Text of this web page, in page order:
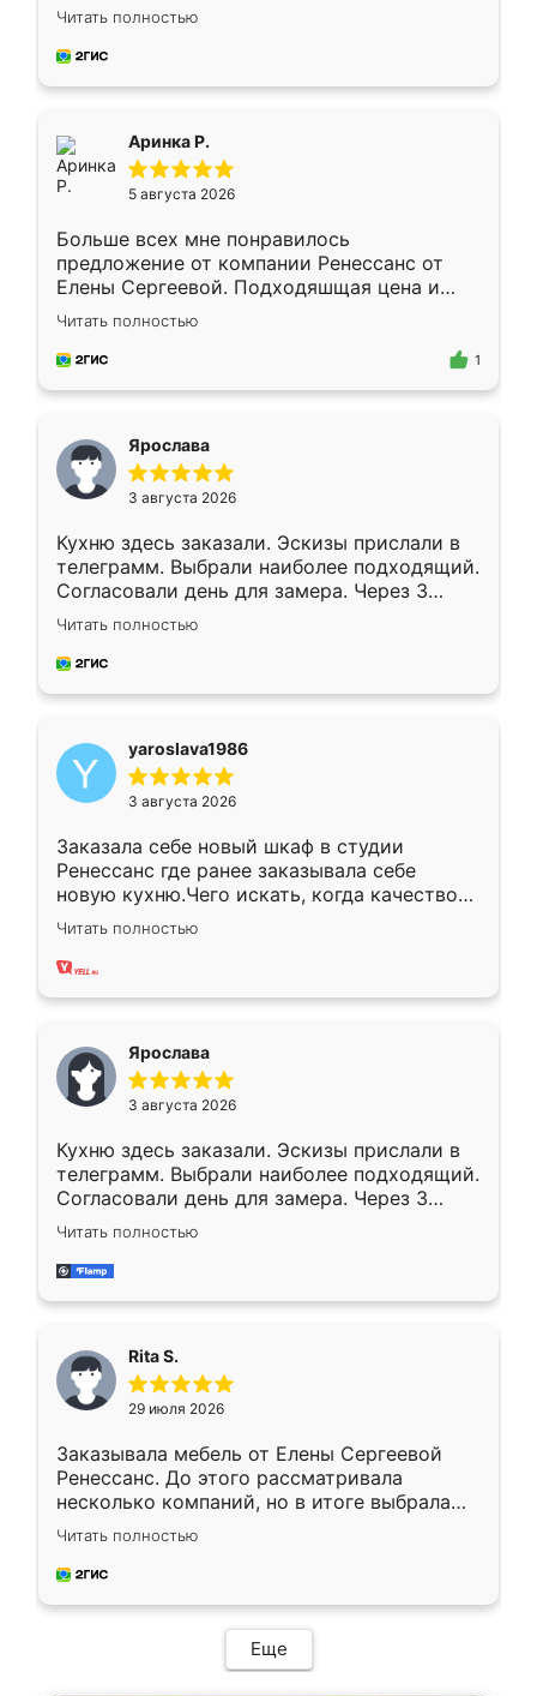
Замерщик приехал в субботу, подошёл к
делу со всей ответственностью. Собрали
за день, ребята работали аккуратно, даже
Читать полностью
Аринка Р.
5 августа 2026
Больше всех мне понравилось
предложение от компании Ренессанс от
Елены Сергеевой. Подходяшщая цена и
короткие сроки изготовления. Приехавший
для замера сотрудник Владислав
предложил по моему эскизу самый
Читать полностью
1
Ярослава
3 августа 2026
Кухню здесь заказали. Эскизы прислали в
телеграмм. Выбрали наиболее подходящий.
Согласовали день для замера. Через 3
недели кухня была уже готова. Остались
довольны работой. Спасибо Ренессанс
мебель за качественную работу!
Читать полностью
yaroslava1986
3 августа 2026
Заказала себе новый шкаф в студии
Ренессанс где ранее заказывала себе
новую кухню.Чего искать, когда качеством
вполне довольна. Служит кухня уже почти
два года, нареканий нет.
Читать полностью
Ярослава
3 августа 2026
Кухню здесь заказали. Эскизы прислали в
телеграмм. Выбрали наиболее подходящий.
Согласовали день для замера. Через 3
недели кухня была уже готова. Остались
довольны работой. Спасибо Ренессанс
мебель за качественную работу!
Читать полностью
Rita S.
29 июля 2026
Заказывала мебель от Елены Сергеевой
Ренессанс. До этого рассматривала
несколько компаний, но в итоге выбрала
эту. Сначала обговорили условия, потом
приехал замерщик, всё спокойно объяснил
и снял размеры. Изготовили в срок, с
мебель сразу встала на свое место без
каких-либо доработок. Качеством осталась
Читать полностью
Еще